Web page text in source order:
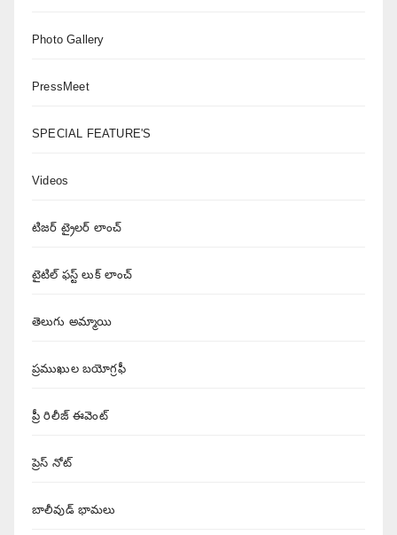
Photo Gallery
PressMeet
SPECIAL FEATURE'S
Videos
టిజర్ ట్రైలర్ లాంచ్
టైటిల్ ఫస్ట్ లుక్ లాంచ్
తెలుగు అమ్మాయి
ప్రముఖుల బయోగ్రఫీ
ప్రీ రిలీజ్ ఈవెంట్
ప్రెస్ నోట్
బాలీవుడ్ భామలు